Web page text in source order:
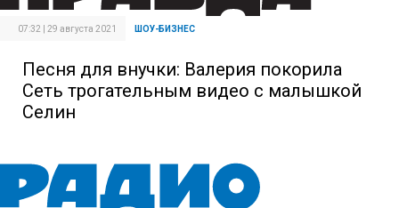
07:32 | 29 августа 2021 ШОУ-БИЗНЕС
Песня для внучки: Валерия покорила
Сеть трогательным видео с малышкой
Селин